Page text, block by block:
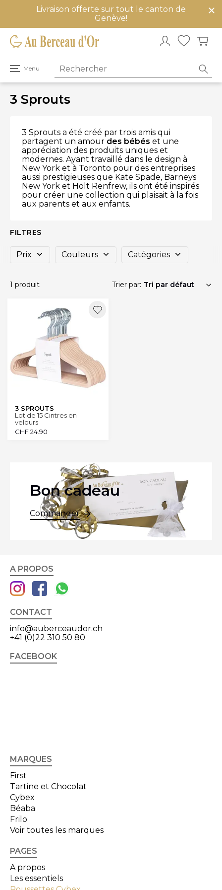
Livraison offerte sur tout le canton de
Genève!
Menu
Ouvrir
menu
principal
3 Sprouts
3 Sprouts a été créé par trois amis qui
partagent un amour des bébés et une
appréciation des produits uniques et
modernes. Ayant travaillé dans le design à
New York et à Toronto pour des entreprises
aussi prestigieuses que Kate Spade, Barneys
New York et Holt Renfrew, ils ont été inspirés
pour créer une collection qui plaisait à la fois
aux parents et aux enfants.
FILTRES
Prix Couleurs Catégories
1 produit Trier par:
3 SPROUTS
Lot de 15 Cintres en
velours
CHF24.90
Bon cadeau
Commander
A PROPOS
CONTACT
info@auberceaudor.ch
+41 (0)22 310 50 80
FACEBOOK
MARQUES
First
Tartine et Chocolat
Cybex
Béaba
Frilo
Voir toutes les marques
PAGES
A propos
Les essentiels